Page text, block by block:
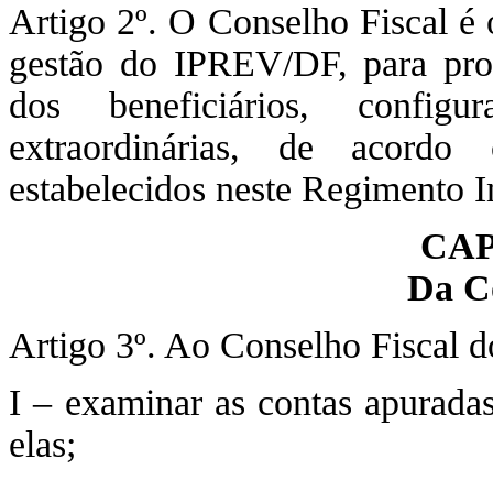
Artigo 2º. O Conselho Fiscal é
gestão do IPREV/DF, para
dos beneficiários,
extraordinárias, de acordo
estabelecidos neste Regimento
Da
Artigo 3º. Ao Conselho Fiscal
I – examinar as contas
elas;